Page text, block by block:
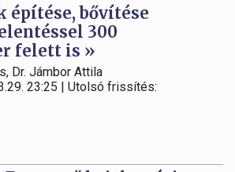
építése, bővítése
300
felett is »
Dr. Jámbor Attila
23:25 | Utolsó frissítés: